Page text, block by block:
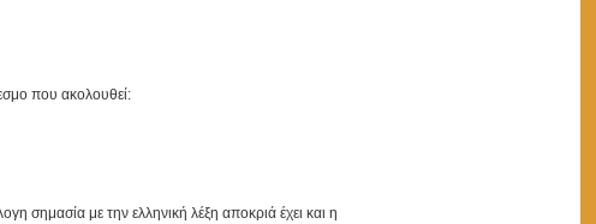
που ακολουθεί:
σημασία με την ελληνική λέξη αποκριά έχει και η